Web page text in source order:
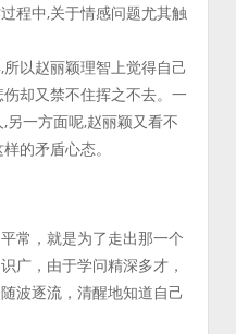
程中,关于情感问题尤其触
以赵丽颖理智上觉得自己
却又禁不住挥之不去。一
另一方面呢,赵丽颖又看不
的矛盾心态。
常，就是为了走出那一个
广，由于学问精深多才，
波逐流，清醒地知道自己